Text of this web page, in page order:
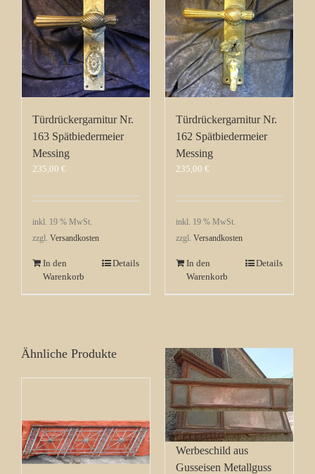
Türdrückergarnitur Nr.
163 Spätbiedermeier
Messing
235,00 €
inkl. 19 % MwSt.
zzgl. Versandkosten
In den
Warenkorb
Details
Türdrückergarnitur Nr.
162 Spätbiedermeier
Messing
235,00 €
inkl. 19 % MwSt.
zzgl. Versandkosten
In den
Warenkorb
Details
Ähnliche Produkte
Kolonialwaren
Werbeschild aus
Gusseisen Metallguss